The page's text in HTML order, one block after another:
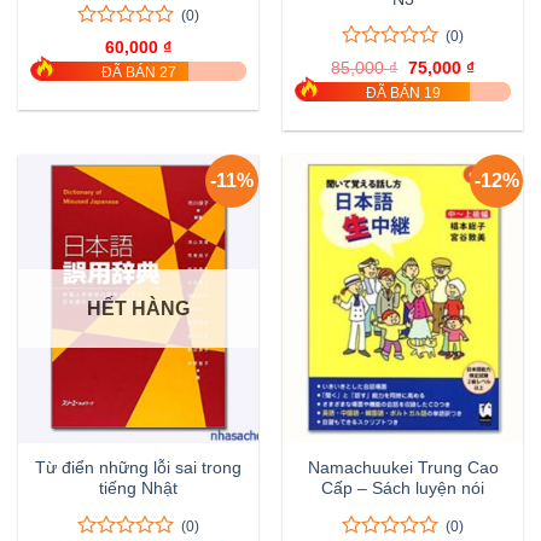
trên
5
(0)
60,000 ₫
ĐÃ BÁN 27
0
trên
5
0
(0)
85,000₫ Giá
gốc
là:
75,000 ₫Giá
hiện
tại
75,000
ĐÃ BÁN 19
-11%
HẾT HÀNG
Từ điển những lỗi sai trong
tiếng Nhật
(0)
-12%
Namachuukei Trung Cao
Cấp – Sách luyện nói
(0)